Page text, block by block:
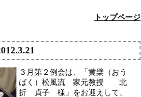
トップページ
３月第２例会は、「黄檗（おう
ばく）松風流 家元教授 北
折 貞子 様」をお迎えして、